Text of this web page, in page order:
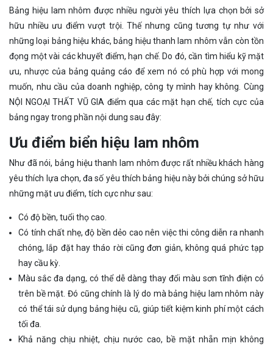
Bảng hiệu lam nhôm được nhiều người yêu thích lựa chọn bởi sở
hữu nhiều ưu điểm vượt trội. Thế nhưng cũng tương tự như với
những loại bảng hiệu khác, bảng hiệu thanh lam nhôm vẫn còn tồn
đọng một vài các khuyết điểm, hạn chế. Do đó, cần tìm hiểu kỹ mặt
ưu, nhược của bảng quảng cáo để xem nó có phù hợp với mong
muốn, nhu cầu của doanh nghiệp, công ty mình hay không. Cùng
NỘI NGOẠI THẤT VŨ GIA điểm qua các mặt hạn chế, tích cực của
bảng ngay trong phần nội dung sau đây:
Ưu điểm biển hiệu lam nhôm
Như đã nói, bảng hiệu thanh lam nhôm được rất nhiều khách hàng
yêu thích lựa chọn, đa số yêu thích bảng hiệu này bởi chúng sở hữu
những mặt ưu điểm, tích cực như sau:
Có độ bền, tuổi thọ cao.
Có tính chất nhẹ, độ bền dẻo cao nên việc thi công diễn ra nhanh
chóng, lắp đặt hay tháo rời cũng đơn giản, không quá phức tạp
hay cầu kỳ.
Màu sắc đa dạng, có thể dễ dàng thay đổi màu sơn tĩnh điện có
trên bề mặt. Đó cũng chính là lý do mà bảng hiệu lam nhôm này
có thể tái sử dụng bảng hiệu cũ, giúp tiết kiệm kinh phí một cách
tối đa.
Khả năng chịu nhiệt, chịu nước cao, bề mặt nhẵn mịn không